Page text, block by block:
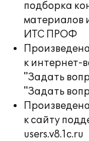
подборка
материалов
ИТС ПРОФ
к интернет-
"Задать
"Задать
к сайту
users.v8.1c.ru